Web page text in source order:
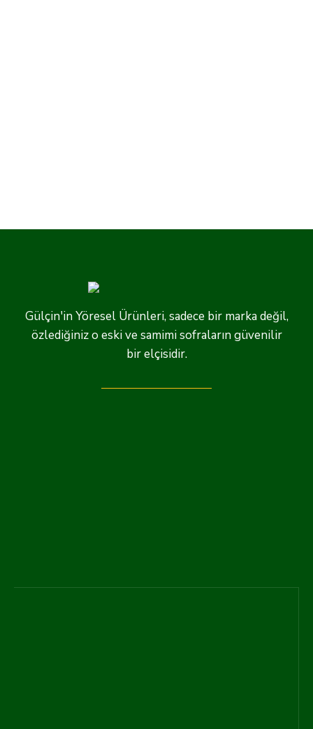
Gülçin'in Yöresel Ürünleri, sadece bir marka değil,
özlediğiniz o eski ve samimi sofraların güvenilir
bir elçisidir.